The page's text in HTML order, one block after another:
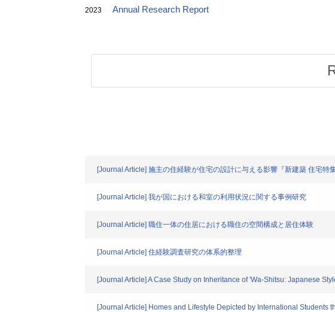
2023 Annual Research Report
[Journal Article] 施主の住経験が住宅の設計に与える影響『新建築 住宅特
[Journal Article] 我が国における和室の利用状況に関する事例研究
[Journal Article] 職住一体の住居における職住の空間構成と居住体験
[Journal Article] 住経験調査研究の体系的整理
[Journal Article] A Case Study on Inheritance of 'Wa-Shitsu: Japanese
[Journal Article] Homes and Lifestyle Depicted by International